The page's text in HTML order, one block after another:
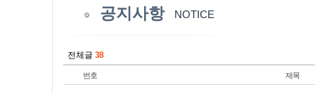
공지사항 NOTICE
전체글 38
번호 제목